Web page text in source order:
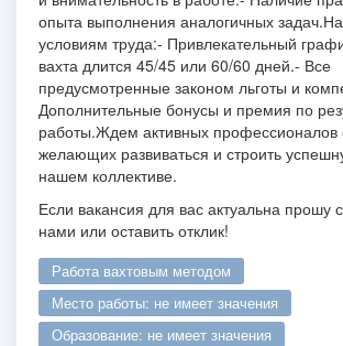
опыта выполнения аналогичных задач.
условиям труда:- Привлекательный
вахта длится 45/45 или 60/60 дней.- Все
предусмотренные законом льготы и
Дополнительные бонусы и премия по
работы.Ждем активных профессионалов
желающих развиваться и строить
нашем коллективе.
Если вакансия для вас актуальна прошу
нами или оставить отклик!
работа вахтовым методом
место работы: не имеет значения
образование: не имеет значения